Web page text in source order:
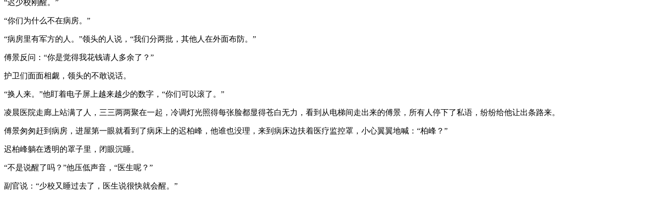
“迟少校刚醒。”
“你们为什么不在病房。”
“病房里有军方的人。”领头的人说，“我们分两批，其他人在外面布防。”
傅景反问：“你是觉得我花钱请人多余了？”
护卫们面面相觑，领头的不敢说话。
“换人来。”他盯着电子屏上越来越少的数字，“你们可以滚了。”
凌晨医院走廊上站满了人，三三两两聚在一起，冷调灯光照得每张脸都显得苍白无力，看到从电梯间走出来的傅景，所有人停下了私语，纷纷给他让出条路来。
傅景匆匆赶到病房，进屋第一眼就看到了病床上的迟柏峰，他谁也没理，来到病床边扶着医疗监控罩，小心翼翼地喊：“柏峰？”
迟柏峰躺在透明的罩子里，闭眼沉睡。
“不是说醒了吗？”他压低声音，“医生呢？”
副官说：“少校又睡过去了，医生说很快就会醒。”